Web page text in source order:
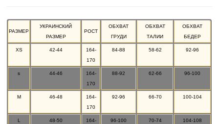
РАЗМЕР
УКРАИНСКИЙ
РАЗМЕР
РОСТ
ОБХВАТ
ГРУДИ
ОБХВАТ
ТАЛИИ
ОБХВАТ
БЕДЕР
XS 42-44
164-
170
84-88 58-62 92-96
s 44-46
164-
170
88-92 62-66 96-100
M 46-48
164-
170
92-96 66-70 100-104
L 48-50
164-
96-100 70-74 104-108